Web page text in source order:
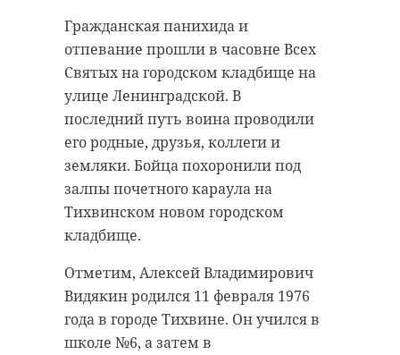
Гражданская панихида и
отпевание прошли в часовне Всех
Святых на городском кладбище на
улице Ленинградской. В
последний путь воина проводили
его родные, друзья, коллеги и
земляки. Бойца похоронили под
залпы почетного караула на
Тихвинском новом городском
кладбище.
Отметим, Алексей Владимирович
Видякин родился 11 февраля 1976
года в городе Тихвине. Он учился в
школе №6, а затем в